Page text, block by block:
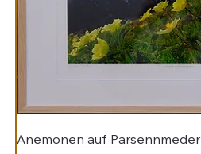
Anemonen auf Parsennmeder